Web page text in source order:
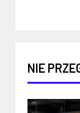
NIE